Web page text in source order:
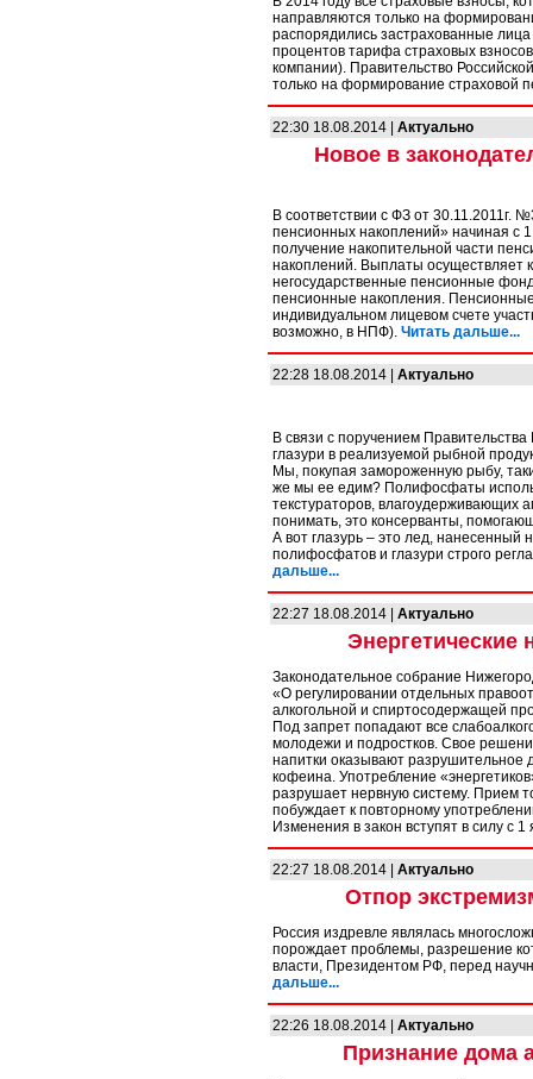
направляются только на
распорядились застрахованные
процентов тарифа страховых
компании). Правительство
только на формирование страховой
22:30 18.08.2014 | Актуально
Новое в
В соответствии с ФЗ от 30.11.2011г.
пенсионных накоплений» начиная с
получение накопительной части
накоплений. Выплаты осуществляет
негосударственные пенсионные
пенсионные накопления.
индивидуальном лицевом счете
возможно, в НПФ). Читать дальше...
22:28 18.08.2014 | Актуально
В связи с поручением
глазури в реализуемой рыбной
Мы, покупая замороженную рыбу,
же мы ее едим? Полифосфаты
текстураторов, влагоудерживающих
понимать, это консерванты,
А вот глазурь – это лед,
полифосфатов и глазури строго
дальше...
22:27 18.08.2014 | Актуально
Энергетические
Законодательное собрание
«О регулировании отдельных
алкогольной и спиртосодержащей
Под запрет попадают все
молодежи и подростков. Свое
напитки оказывают разрушительное
кофеина. Употребление
разрушает нервную систему. Прием
побуждает к повторному
Изменения в закон вступят в силу с 1
22:27 18.08.2014 | Актуально
Отпор
Россия издревле являлась
порождает проблемы, разрешение
власти, Президентом РФ, перед
дальше...
22:26 18.08.2014 | Актуально
Признание дома